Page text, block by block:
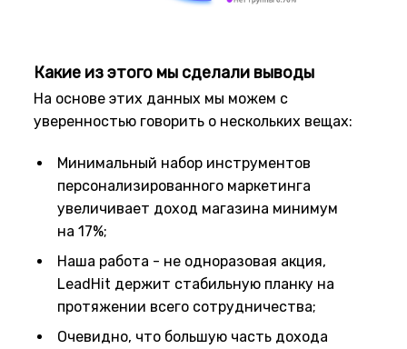
Какие из этого мы сделали выводы
На основе этих данных мы можем с
уверенностью говорить о нескольких вещах:
Минимальный набор инструментов
персонализированного маркетинга
увеличивает доход магазина минимум
на 17%;
Наша работа - не одноразовая акция,
LeadHit держит стабильную планку на
протяжении всего сотрудничества;
Очевидно, что большую часть дохода